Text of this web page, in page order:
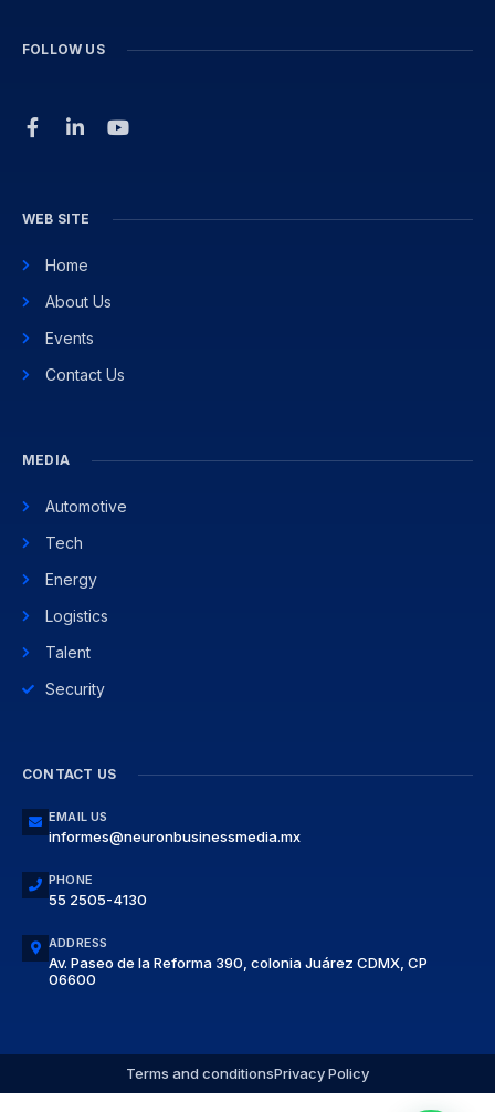
FOLLOW US
WEB SITE
Home
About Us
Events
Contact Us
MEDIA
Automotive
Tech
Energy
Logistics
Talent
Security
CONTACT US
EMAIL US
informes@neuronbusinessmedia.mx
PHONE
55 2505-4130
ADDRESS
Av. Paseo de la Reforma 390, colonia Juárez CDMX, CP
06600
Terms and conditionsPrivacy Policy